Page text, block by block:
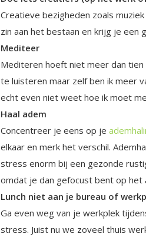
Creatieve bezigheden zoals
zin aan het bestaan en krijg je een
Mediteer
Mediteren hoeft niet meer dan
te luisteren maar zelf ben ik meer
echt even niet weet hoe ik moet
Haal adem
Concentreer je eens op je
elkaar en merk het verschil.
stress enorm bij een gezonde
omdat je dan gefocust bent op
Lunch niet aan je bureau of
Ga even weg van je werkplek
stress. Juist nu we zoveel thuis